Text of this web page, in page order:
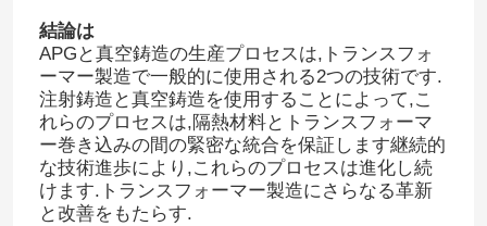
結論は
APGと真空鋳造の生産プロセスは,トランスフォ
ーマー製造で一般的に使用される2つの技術です.
注射鋳造と真空鋳造を使用することによって,こ
れらのプロセスは,隔熱材料とトランスフォーマ
ー巻き込みの間の緊密な統合を保証します継続的
な技術進歩により,これらのプロセスは進化し続
けます.トランスフォーマー製造にさらなる革新
と改善をもたらす.